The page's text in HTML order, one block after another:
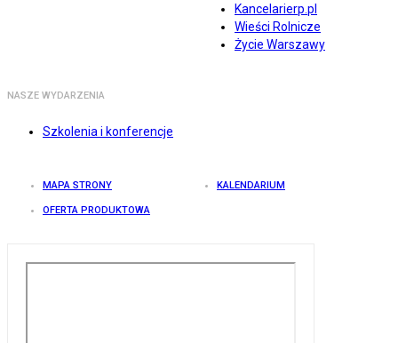
Kancelarierp.pl
Wieści Rolnicze
Życie Warszawy
NASZE WYDARZENIA
Szkolenia i konferencje
MAPA STRONY KALENDARIUM
OFERTA PRODUKTOWA